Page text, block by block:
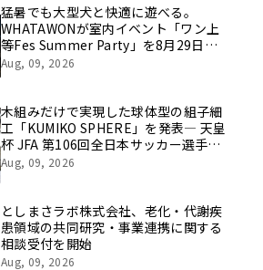
像を公開！
猛暑でも大型犬と快適に遊べる。
WHATAWONが室内イベント「ワン上
等Fes Summer Party」を8月29日開
催
Aug, 09, 2026
木組みだけで実現した球体型の組子細
工「KUMIKO SPHERE」を発表― 天皇
杯 JFA 第106回全日本サッカー選手権
大会の公式ビジュアルにも採用 ―
Aug, 09, 2026
としまさラボ株式会社、老化・代謝疾
患領域の共同研究・事業連携に関する
相談受付を開始
Aug, 09, 2026